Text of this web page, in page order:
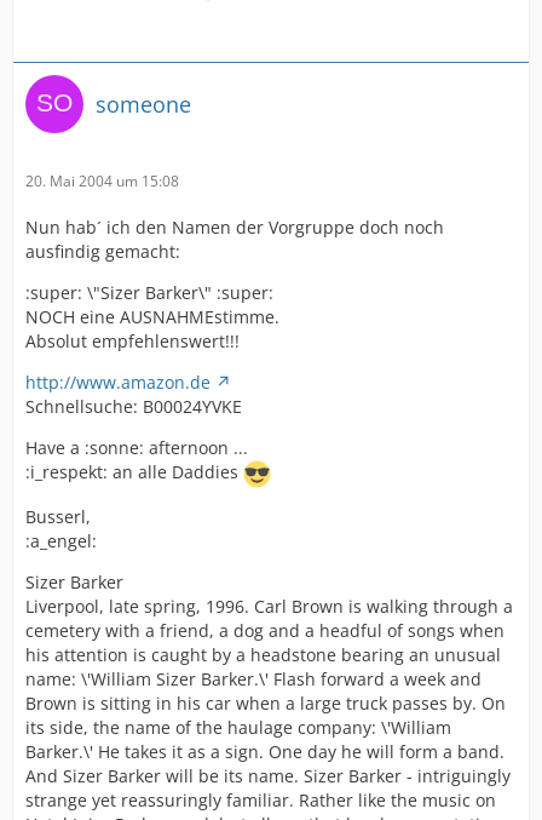
someone
20. Mai 2004 um 15:08
Nun hab´ ich den Namen der Vorgruppe doch noch
ausfindig gemacht:
:super: \"Sizer Barker\" :super:
NOCH eine AUSNAHMEstimme.
Absolut empfehlenswert!!!
http://www.amazon.de
Schnellsuche: B00024YVKE
Have a :sonne: afternoon ...
:i_respekt: an alle Daddies
Busserl,
:a_engel:
Sizer Barker
Liverpool, late spring, 1996. Carl Brown is walking through a
cemetery with a friend, a dog and a headful of songs when
his attention is caught by a headstone bearing an unusual
name: \'William Sizer Barker.\' Flash forward a week and
Brown is sitting in his car when a large truck passes by. On
its side, the name of the haulage company: \'William
Barker.\' He takes it as a sign. One day he will form a band.
And Sizer Barker will be its name. Sizer Barker - intriguingly
strange yet reassuringly familiar. Rather like the music on